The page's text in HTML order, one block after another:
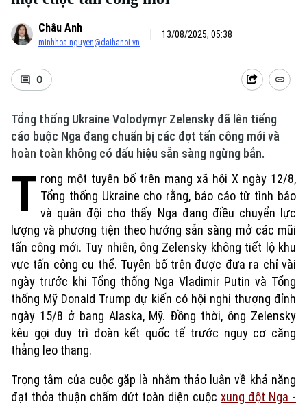
Châu Anh
minhhoa.nguyen@daihanoi.vn
13/08/2025, 05:38
0
Tổng thống Ukraine Volodymyr Zelensky đã lên tiếng
cáo buộc Nga đang chuẩn bị các đợt tấn công mới và
hoàn toàn không có dấu hiệu sẵn sàng ngừng bắn.
T rong một tuyên bố trên mạng xã hội X ngày 12/8,
Tổng thống Ukraine cho rằng, báo cáo từ tình báo
và quân đội cho thấy Nga đang điều chuyển lực
lượng và phương tiện theo hướng sẵn sàng mở các mũi
tấn công mới. Tuy nhiên, ông Zelensky không tiết lộ khu
vực tấn công cụ thể. Tuyên bố trên được đưa ra chỉ vài
ngày trước khi Tổng thống Nga Vladimir Putin và Tổng
thống Mỹ Donald Trump dự kiến có hội nghị thượng đỉnh
ngày 15/8 ở bang Alaska, Mỹ. Đồng thời, ông Zelensky
kêu gọi duy trì đoàn kết quốc tế trước nguy cơ căng
thẳng leo thang.
Trọng tâm của cuộc gặp là nhằm thảo luận về khả năng
đạt thỏa thuận chấm dứt toàn diện cuộc xung đột Nga -